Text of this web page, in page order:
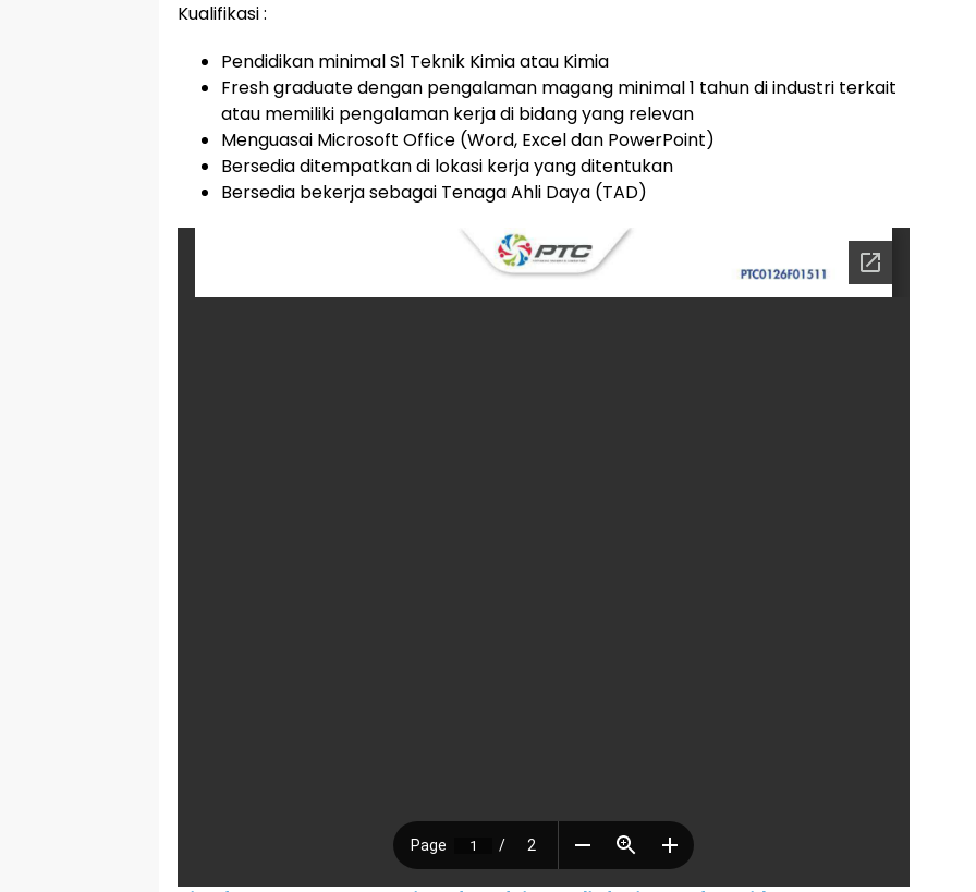
Kualifikasi :
Pendidikan minimal S1 Teknik Kimia atau Kimia
Fresh graduate dengan pengalaman magang minimal 1 tahun di industri terkait
atau memiliki pengalaman kerja di bidang yang relevan
Menguasai Microsoft Office (Word, Excel dan PowerPoint)
Bersedia ditempatkan di lokasi kerja yang ditentukan
Bersedia bekerja sebagai Tenaga Ahli Daya (TAD)